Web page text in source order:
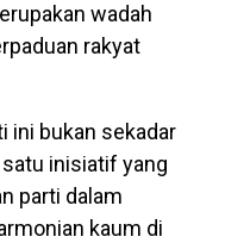
wadah
rakyat
ini bukan sekadar
satu inisiatif yang
parti dalam
kaum di